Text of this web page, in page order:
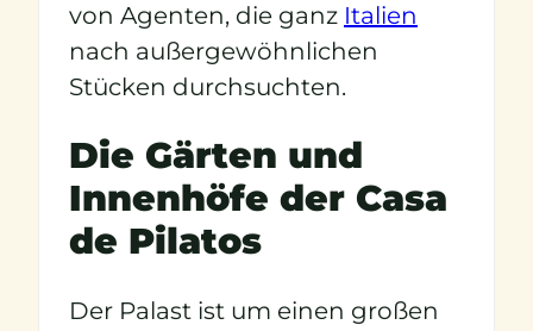
von Agenten, die ganz Italien
nach außergewöhnlichen
Stücken durchsuchten.
Die Gärten und
Innenhöfe der Casa
de Pilatos
Der Palast ist um einen großen